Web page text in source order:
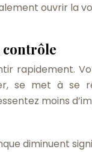
ouvrir la
contrôle
rapidement.
se met à se
moins
diminuent